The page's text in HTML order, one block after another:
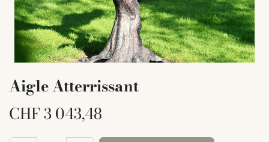
Aigle Atterrissant
CHF3 043,48